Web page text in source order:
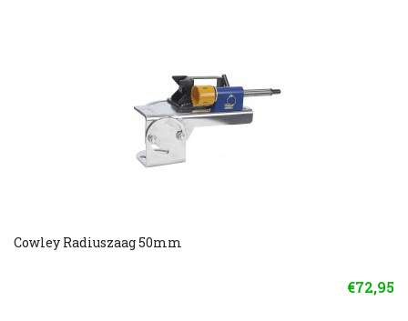
Cowley Radiuszaag 50mm
€72,95